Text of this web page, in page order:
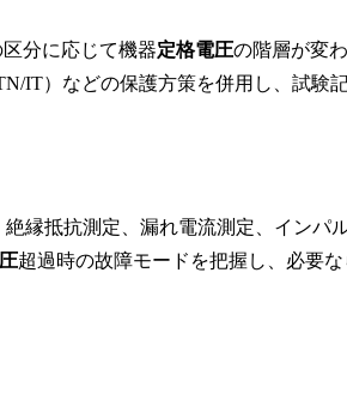
分に応じて機器定格電圧の階層が変
IT）などの保護方策を併用し、試験
縁抵抗測定、漏れ電流測定、インパ
超過時の故障モードを把握し、必要